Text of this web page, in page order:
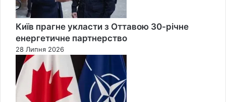
Київ прагне укласти з Оттавою 30-річне
енергетичне партнерство
28 Липня 2026